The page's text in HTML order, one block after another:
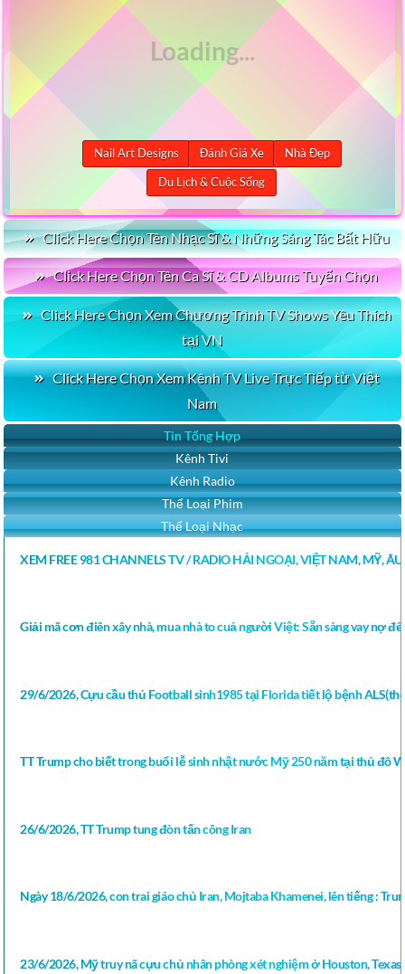
Nail Art Designs Đánh Giá Xe
Nhà Đẹp
Du Lịch & Cuộc Sống
Click Here Chọn Tên Nhạc Sĩ & Những Sáng Tác Bất Hữu
Click Here Chọn Tên Ca Sĩ & CD Albums Tuyển Chọn
Click Here Chọn Xem Chương Trình TV Shows Yêu Thích
tại VN
Click Here Chọn Xem Kênh TV Live Trực Tiếp từ Việt
Nam
Tin Tổng Hợp
Kênh Tivi
Kênh Radio
Thể Loại Phim
Thể Loại Nhạc
XEM FREE 981 CHANNELS TV / RADIO HẢI NGOẠI, VIỆT NAM, MỸ,
Giải mã cơn điên xây nhà, mua nhà to cuả người Việt: Sẵn sàng vay nợ
29/6/2026, Cựu cầu thủ Football sinh1985 tại Florida tiết lộ bệnh
TT Trump cho biết trong buổi lễ sinh nhật nước Mỹ 250 năm tại thủ đô
26/6/2026, TT Trump tung đòn tấn công Iran
Ngày 18/6/2026, con trai giáo chủ Iran, Mojtaba Khamenei, lên tiếng :
23/6/2026, Mỹ truy nã cựu chủ nhân phòng xét nghiệm ở Houston,